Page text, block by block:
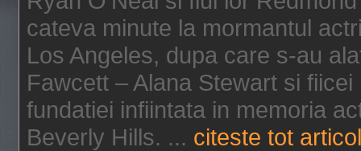
cateva minute la mormantul
Los Angeles, dupa care s-au
Fawcett – Alana Stewart si fiicei
fundatiei infiintata in memoria
Beverly Hills. ... citeste tot